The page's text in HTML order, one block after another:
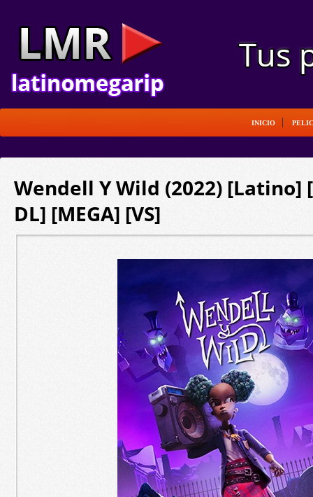
INICIO
Wendell Y Wild (2022) [Latino]
DL] [MEGA] [VS]